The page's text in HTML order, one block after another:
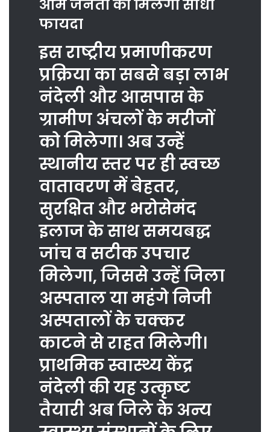
आम जनता को मिलेगा सीधा
फायदा
इस राष्ट्रीय प्रमाणीकरण
प्रक्रिया का सबसे बड़ा लाभ
नंदेली और आसपास के
ग्रामीण अंचलों के मरीजों
को मिलेगा। अब उन्हें
स्थानीय स्तर पर ही स्वच्छ
वातावरण में बेहतर,
सुरक्षित और भरोसेमंद
इलाज के साथ समयबद्ध
जांच व सटीक उपचार
मिलेगा, जिससे उन्हें जिला
अस्पताल या महंगे निजी
अस्पतालों के चक्कर
काटने से राहत मिलेगी।
प्राथमिक स्वास्थ्य केंद्र
नंदेली की यह उत्कृष्ट
तैयारी अब जिले के अन्य